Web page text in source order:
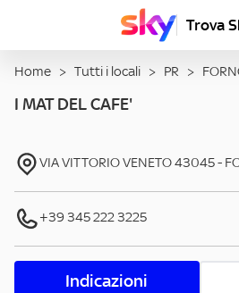
Trova
Home > Tutti i locali > PR >
I MAT DEL CAFE'
VIA VITTORIO VENETO43045-
+39 345 222 3225
Indicazioni